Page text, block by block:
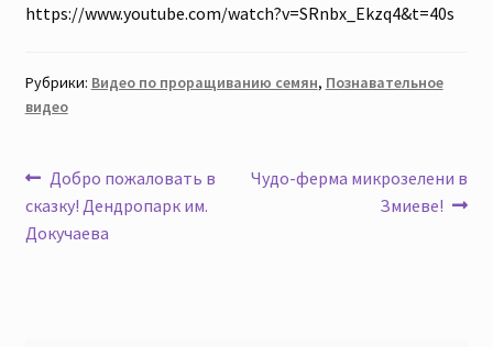
Мой аккаунт
Мы в соцсетях
https://www.youtube.com/watch?v=SRnbx_Ekzq4&t=40s
Рубрики: Видео по проращиванию семян, Познавательное
видео
Навигация
по
Предыдущая
запись:
Добро пожаловать в
сказку! Дендропарк им.
Докучаева
Следующая
Чудо-ферма микрозелени в
Змиеве!